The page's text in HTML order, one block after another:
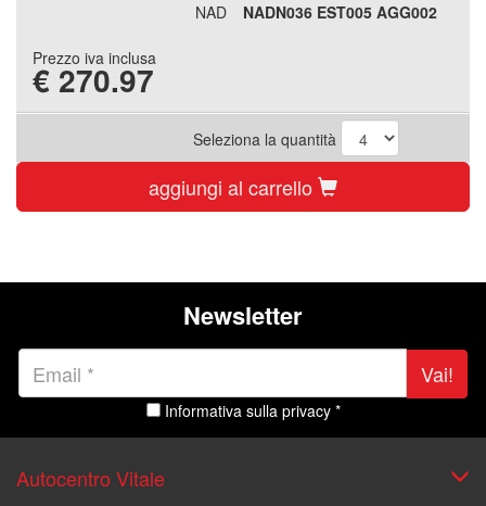
NAD
NADN036 EST005 AGG002
Prezzo iva inclusa
€ 270.97
Seleziona la quantità
aggiungi al carrello
Newsletter
Vai!
Informativa sulla privacy *
Autocentro Vitale